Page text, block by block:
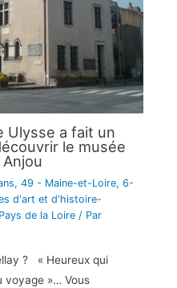
Ulysse a fait un
le musée
, 49 - Maine-et-Loire, 6-
d'art et d'histoire-
Pays de la Loire/ Par
? « Heureux qui
voyage »… Vous